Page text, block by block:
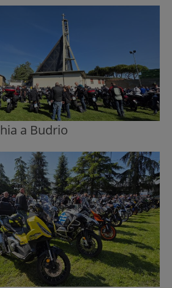
a Budrio